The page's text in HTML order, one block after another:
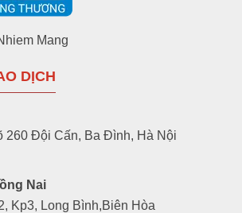
DỊCH
260 Đội Cấn, Ba Đình, Hà Nội
Nai
Kp3, Long Bình,Biên Hòa